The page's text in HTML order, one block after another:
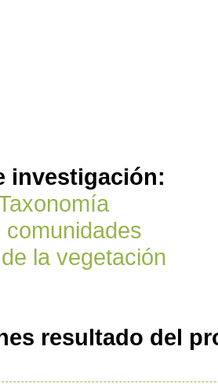
investigación:
la vegetación
resultado del